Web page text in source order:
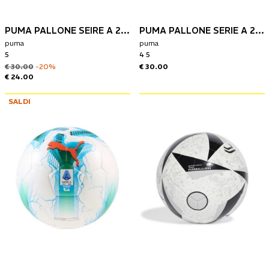
PUMA PALLONE SEIRE A 25/26
puma
5
€ 30.00 -20%
€ 24.00
PUMA PALLONE SERIE A 25/26
puma
4 5
€ 30.00
SALDI